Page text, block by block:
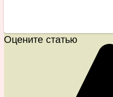
Оцените статью